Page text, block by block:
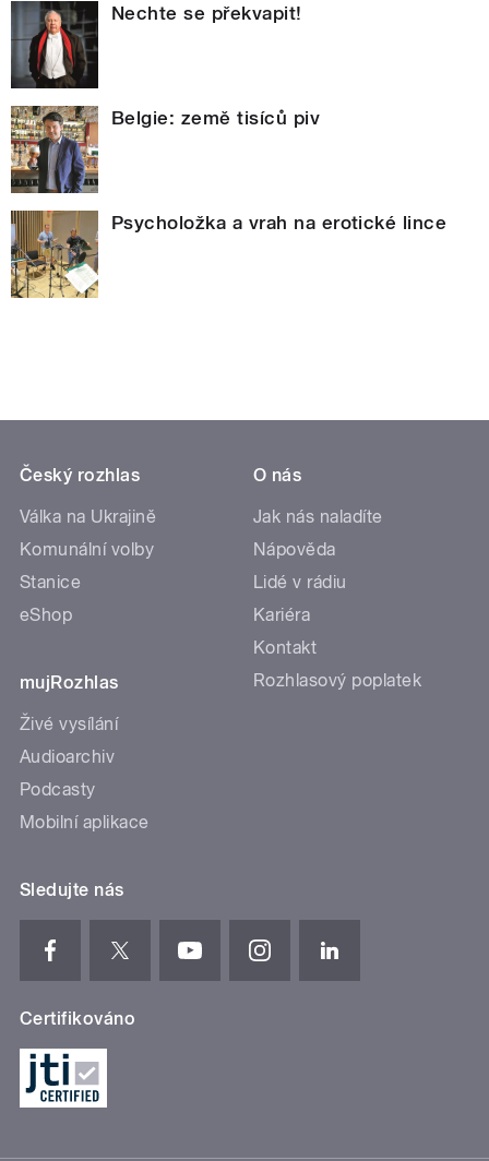
Nechte se překvapit!
Belgie: země tisíců piv
Psycholožka a vrah na erotické lince
Český rozhlas
Válka na Ukrajině
Komunální volby
Stanice
eShop
mujRozhlas
Živé vysílání
Audioarchiv
Podcasty
Mobilní aplikace
O nás
Jak nás naladíte
Nápověda
Lidé v rádiu
Kariéra
Kontakt
Rozhlasový poplatek
Sledujte nás
Certifikováno